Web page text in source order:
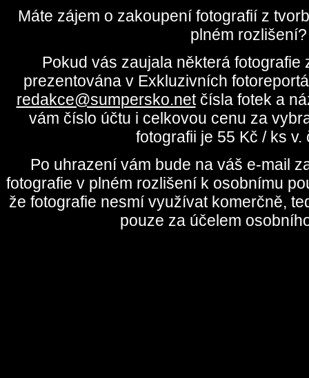
Máte zájem o zakoupení fotografií z
plném rozlišení?
Pokud vás zaujala některá fotografie
prezentována v Exkluzivních
redakce@sumpersko.netčísla fotek a
vám číslo účtu i celkovou cenu za
fotografii je 55 Kč / ks v.
Po uhrazení vám bude na váš e-mail
fotografie v plném rozlišení k osobnímu
že fotografie nesmí využívat komerčně,
pouze za účelem